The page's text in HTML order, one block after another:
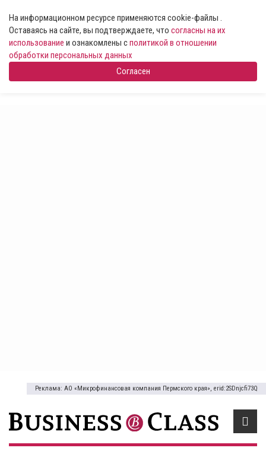
На информационном ресурсе применяются cookie-файлы .
Оставаясь на сайте, вы подтверждаете, что согласны на их
использование и ознакомлены сполитикой в отношении
обработки персональных данных
Согласен
Реклама: АО «Микрофинансовая компания Пермского края», erid:2SDnjcfi73Q